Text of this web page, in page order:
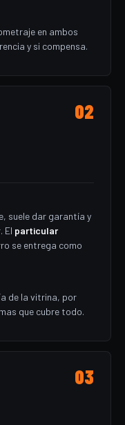
en ambos
y si compensa.
02
suele dar garantía y
El particular
se entrega como
de la vitrina, por
que cubre todo.
03